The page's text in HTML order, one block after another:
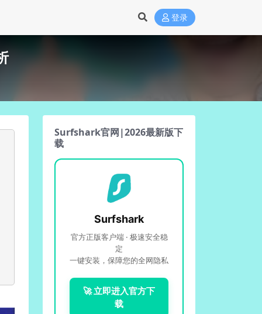
登录
Surfshark官网|2026最新版下
载
Surfshark
官方正版客户端 · 极速安全稳
定
一键安装，保障您的全网隐私
🚀 立即进入官方下
载